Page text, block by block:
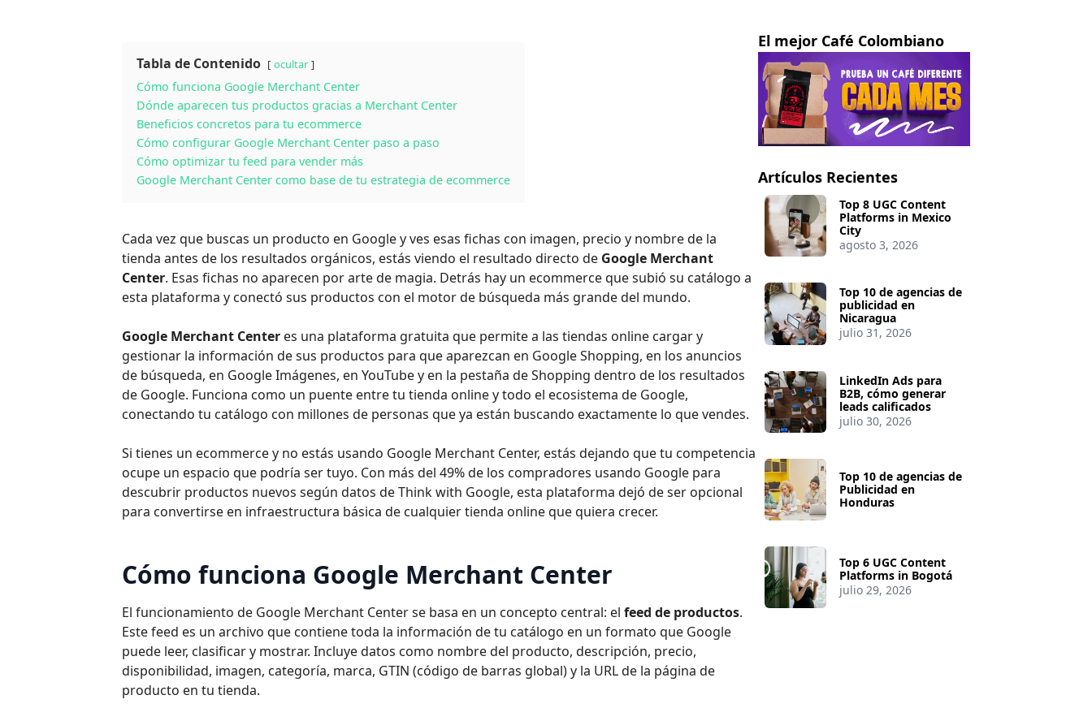
Tabla de Contenido ocultar
Cómo funciona Google Merchant Center
Dónde aparecen tus productos gracias a Merchant Center
Beneficios concretos para tu ecommerce
Cómo configurar Google Merchant Center paso a paso
Cómo optimizar tu feed para vender más
Google Merchant Center como base de tu estrategia de ecommerce
Cada vez que buscas un producto en Google y ves esas fichas con imagen, precio y nombre de la
tienda antes de los resultados orgánicos, estás viendo el resultado directo de Google Merchant
Center. Esas fichas no aparecen por arte de magia. Detrás hay un ecommerce que subió su catálogo a
esta plataforma y conectó sus productos con el motor de búsqueda más grande del mundo.
Google Merchant Center es una plataforma gratuita que permite a las tiendas online cargar y
gestionar la información de sus productos para que aparezcan en Google Shopping, en los anuncios
de búsqueda, en Google Imágenes, en YouTube y en la pestaña de Shopping dentro de los resultados
de Google. Funciona como un puente entre tu tienda online y todo el ecosistema de Google,
conectando tu catálogo con millones de personas que ya están buscando exactamente lo que vendes.
Si tienes un ecommerce y no estás usando Google Merchant Center, estás dejando que tu competencia
ocupe un espacio que podría ser tuyo. Con más del 49% de los compradores usando Google para
descubrir productos nuevos según datos de Think with Google, esta plataforma dejó de ser opcional
para convertirse en infraestructura básica de cualquier tienda online que quiera crecer.
Cómo funciona Google Merchant Center
El funcionamiento de Google Merchant Center se basa en un concepto central: elfeed de productos.
Este feed es un archivo que contiene toda la información de tu catálogo en un formato que Google
puede leer, clasificar y mostrar. Incluye datos como nombre del producto, descripción, precio,
disponibilidad, imagen, categoría, marca, GTIN (código de barras global) y la URL de la página de
producto en tu tienda.
El mejor Café Colombiano
Artículos Recientes
Top 8 UGC Content
Platforms in Mexico
City
agosto 3, 2026
Top 10 de agencias de
publicidad en
Nicaragua
julio 31, 2026
LinkedIn Ads para
B2B, cómo generar
leads calificados
julio 30, 2026
Top 10 de agencias de
Publicidad en
Honduras
Top 6 UGC Content
Platforms in Bogotá
julio 29, 2026